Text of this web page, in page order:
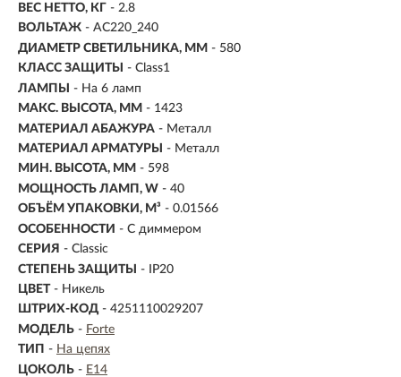
ВЕС НЕТТО, КГ - 2.8
ВОЛЬТАЖ - AC220_240
ДИАМЕТР СВЕТИЛЬНИКА, ММ - 580
КЛАСС ЗАЩИТЫ
- Class1
ЛАМПЫ
- На 6 ламп
МАКС. ВЫСОТА, ММ - 1423
МАТЕРИАЛ АБАЖУРА - Металл
МАТЕРИАЛ АРМАТУРЫ
- Металл
МИН. ВЫСОТА, ММ - 598
МОЩНОСТЬ ЛАМП, W - 40
ОБЪЁМ УПАКОВКИ, М³ - 0.01566
ОСОБЕННОСТИ - С диммером
СЕРИЯ - Classic
СТЕПЕНЬ ЗАЩИТЫ
- IP20
ЦВЕТ - Никель
ШТРИХ-КОД - 4251110029207
МОДЕЛЬ - Forte
ТИП - На цепях
ЦОКОЛЬ - E14